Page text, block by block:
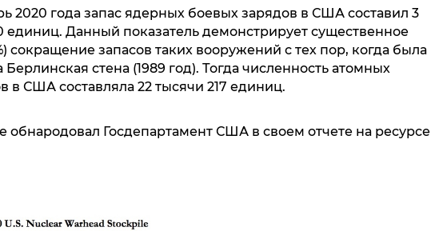
2020 года запас ядерных боевых зарядов в США составил 3
единиц. Данный показатель демонстрирует существенное
сокращение запасов таких вооружений с тех пор, когда была
стена (1989 год). Тогда численность атомных
в США составляла 22 тысячи 217 единиц.
обнародовал Госдепартамент США в своем отчете на ресурсе